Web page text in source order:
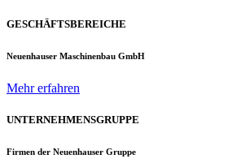
GESCHÄFTSBEREICHE
Neuenhauser Maschinenbau GmbH
Mehr erfahren
UNTERNEHMENSGRUPPE
Firmen der Neuenhauser Gruppe